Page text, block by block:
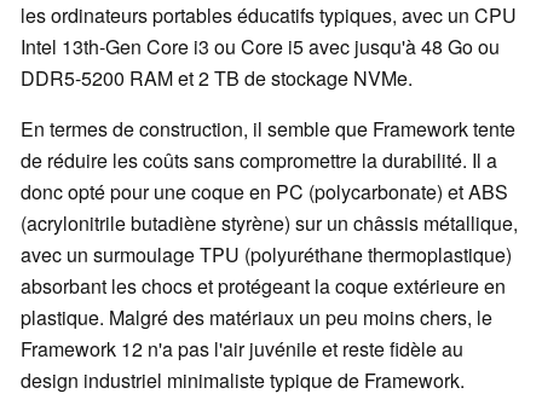
les ordinateurs portables éducatifs typiques, avec un CPU
Intel 13th-Gen Core i3 ou Core i5 avec jusqu'à 48 Go ou
DDR5-5200 RAM et 2 TB de stockage NVMe.
En termes de construction, il semble que Framework tente
de réduire les coûts sans compromettre la durabilité. Il a
donc opté pour une coque en PC (polycarbonate) et ABS
(acrylonitrile butadiène styrène) sur un châssis métallique,
avec un surmoulage TPU (polyuréthane thermoplastique)
absorbant les chocs et protégeant la coque extérieure en
plastique. Malgré des matériaux un peu moins chers, le
Framework 12 n'a pas l'air juvénile et reste fidèle au
design industriel minimaliste typique de Framework.